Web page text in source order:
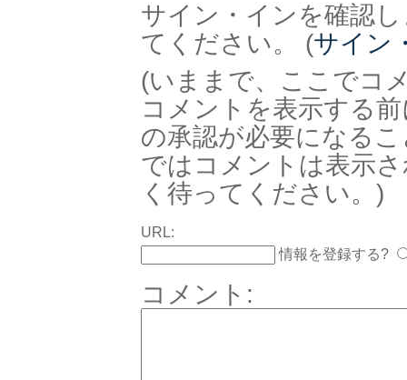
サイン・インを確認
てください。 (サイン
(いままで、ここでコ
コメントを表示する
の承認が必要になる
ではコメントは表示
く待ってください。)
URL:
情報を登録する?
コメント: